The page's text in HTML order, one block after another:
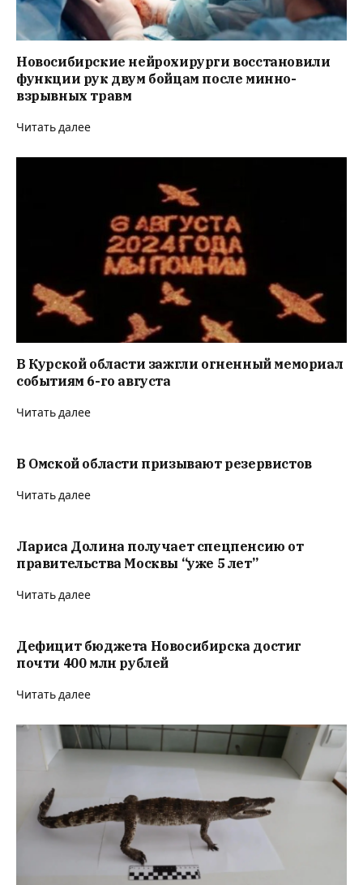
Новосибирские нейрохирурги восстановили
функции рук двум бойцам после минно-
взрывных травм
Читать далее
В Курской области зажгли огненный мемориал
событиям 6-го августа
Читать далее
В Омской области призывают резервистов
Читать далее
Лариса Долина получает спецпенсию от
правительства Москвы “уже 5 лет”
Читать далее
Дефицит бюджета Новосибирска достиг
почти 400 млн рублей
Читать далее